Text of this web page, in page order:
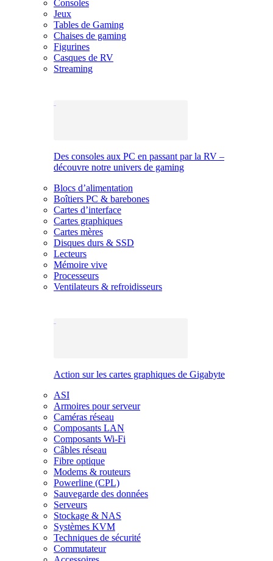
Consoles
Jeux
Tables de Gaming
Chaises de gaming
Figurines
Casques de RV
Streaming
Des consoles aux PC en passant par la RV –
découvre notre univers de gaming
Blocs d’alimentation
Boîtiers PC & barebones
Cartes d’interface
Cartes graphiques
Cartes mères
Disques durs & SSD
Lecteurs
Mémoire vive
Processeurs
Ventilateurs & refroidisseurs
Action sur les cartes graphiques de Gigabyte
ASI
Armoires pour serveur
Caméras réseau
Composants LAN
Composants Wi-Fi
Câbles réseau
Fibre optique
Modems & routeurs
Powerline (CPL)
Sauvegarde des données
Serveurs
Stockage & NAS
Systèmes KVM
Techniques de sécurité
Commutateur